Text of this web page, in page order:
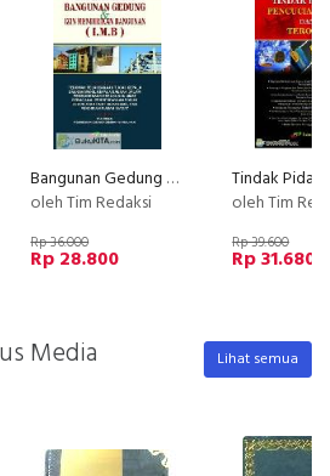
Bangunan Gedung dan Izin Mendirikan Bangunan (IMB)
oleh Tim Redaksi
Rp 36.000
Rp 28.800
oleh Tim
Rp 39.600
Rp 31.680
Media Lihat semua